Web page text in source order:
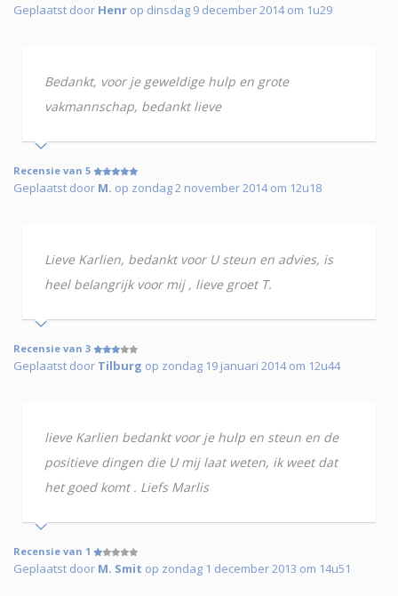
Geplaatst door Henr op dinsdag 9 december 2014 om 1u29
Bedankt, voor je geweldige hulp en grote
vakmannschap, bedankt lieve
Recensie van 5
Geplaatst door M. op zondag 2 november 2014 om 12u18
Lieve Karlien, bedankt voor U steun en advies, is
heel belangrijk voor mij , lieve groet T.
Recensie van 3
Geplaatst door Tilburg op zondag 19 januari 2014 om 12u44
lieve Karlien bedankt voor je hulp en steun en de
positieve dingen die U mij laat weten, ik weet dat
het goed komt . Liefs Marlis
Recensie van 1
Geplaatst door M. Smit op zondag 1 december 2013 om 14u51